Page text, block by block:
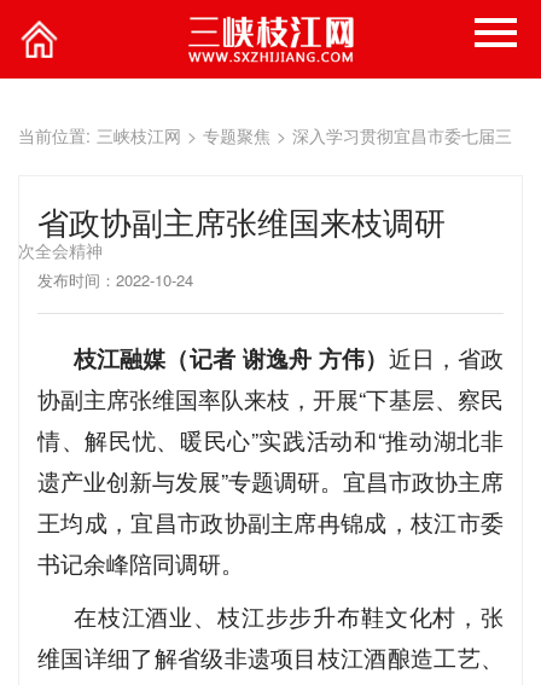
当前位置: 三峡枝江网 > 专题聚焦 > 深入学习贯彻宜昌市委七届三
次全会精神
省政协副主席张维国来枝调研
发布时间：2022-10-24
枝江融媒（记者 谢逸舟 方伟） 近日，省政
协副主席张维国率队来枝，开展“下基层、察民
情、解民忧、暖民心”实践活动和“推动湖北非
遗产业创新与发展”专题调研。宜昌市政协主席
王均成，宜昌市政协副主席冉锦成，枝江市委
书记余峰陪同调研。
在枝江酒业、枝江步步升布鞋文化村，张
维国详细了解省级非遗项目枝江酒酿造工艺、